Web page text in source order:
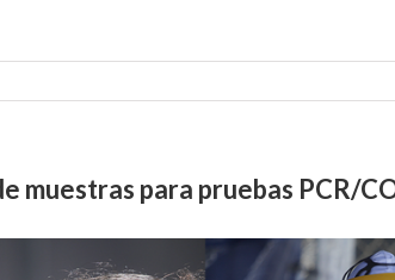
muestras para pruebas PCR/